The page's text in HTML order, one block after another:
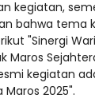
kegiatan,
bahwa tema
"Sinergi
Maros
kegiatan
2025".